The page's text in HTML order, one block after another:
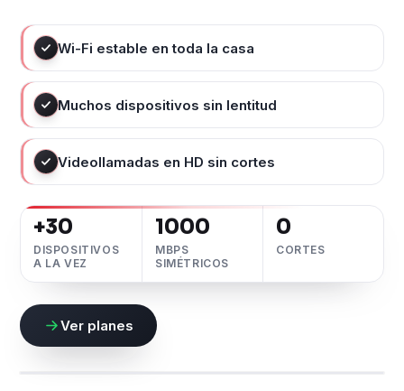
Wi-Fi estable en toda la casa
Muchos dispositivos sin lentitud
Videollamadas en HD sin cortes
+30
DISPOSITIVOS
A LA VEZ
1000
MBPS
SIMÉTRICOS
0
CORTES
Ver planes